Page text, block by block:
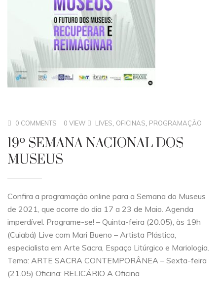
0 COMMENTS 0 VIEW LIVES, OFICINAS, PROGRAMAÇÃO
19º SEMANA NACIONAL DOS
MUSEUS
Confira a programação online para a Semana do Museus
de 2021, que ocorre do dia 17 a 23 de Maio. Agenda
imperdível. Programe-se! – Quinta-feira (20.05), às 19h
(Cuiabá) Live com Mari Bueno – Artista Plástica,
especialista em Arte Sacra, Espaço Litúrgico e Mariologia.
Tema: ARTE SACRA CONTEMPORÂNEA – Sexta-feira
(21.05) Oficina: RELICÁRIO A Oficina